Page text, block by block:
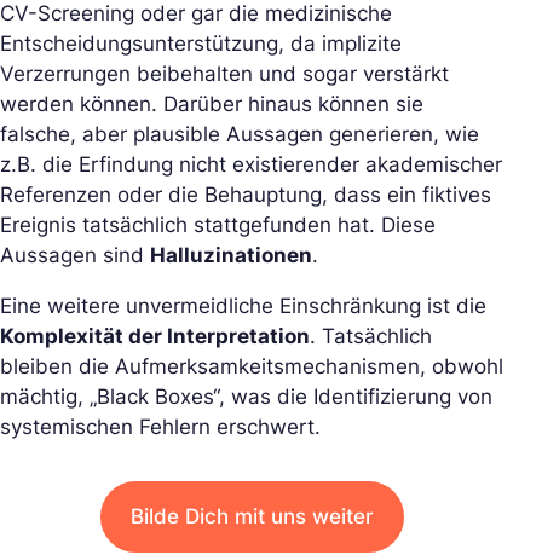
CV-Screening oder gar die medizinische
Entscheidungsunterstützung, da implizite
Verzerrungen beibehalten und sogar verstärkt
werden können. Darüber hinaus können sie
falsche, aber plausible Aussagen generieren, wie
z.B. die Erfindung nicht existierender akademischer
Referenzen oder die Behauptung, dass ein fiktives
Ereignis tatsächlich stattgefunden hat. Diese
Aussagen sind Halluzinationen.
Eine weitere unvermeidliche Einschränkung ist die
Komplexität der Interpretation. Tatsächlich
bleiben die Aufmerksamkeitsmechanismen, obwohl
mächtig, „Black Boxes“, was die Identifizierung von
systemischen Fehlern erschwert.
Bilde Dich mit uns weiter